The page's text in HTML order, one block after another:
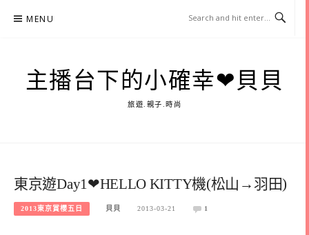
MENU
主播台下的小確幸❤貝貝
旅遊.親子.時尚
東京遊Day1❤HELLO KITTY機(松山→羽田)
2013東京賞櫻五日 貝貝 2013-03-21 1